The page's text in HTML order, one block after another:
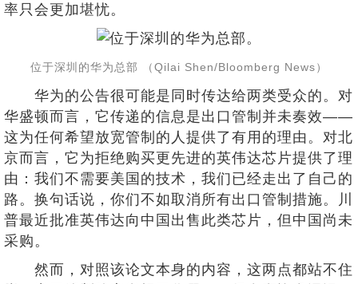
率只会更加堪忧。
位于深圳的华为总部 （Qilai Shen/Bloomberg News）
华为的公告很可能是同时传达给两类受众的。对
华盛顿而言，它传递的信息是出口管制并未奏效——
这为任何希望放宽管制的人提供了有用的理由。对北
京而言，它为拒绝购买更先进的英伟达芯片提供了理
由：我们不需要美国的技术，我们已经走出了自己的
路。换句话说，你们不如取消所有出口管制措施。川
普最近批准英伟达向中国出售此类芯片，但中国尚未
采购。
然而，对照该论文本身的内容，这两点都站不住